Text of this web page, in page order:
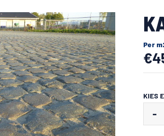
Per
€
KIES
-